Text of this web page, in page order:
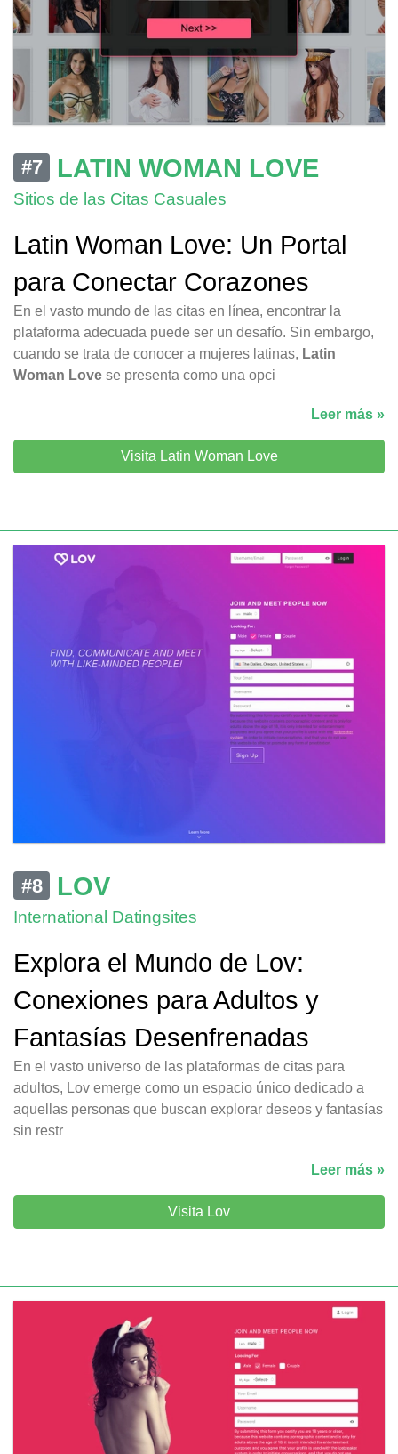
#7 LATIN WOMAN LOVE
Sitios de las Citas Casuales
Latin Woman Love: Un Portal
para Conectar Corazones
En el vasto mundo de las citas en línea, encontrar la
plataforma adecuada puede ser un desafío. Sin embargo,
cuando se trata de conocer a mujeres latinas, Latin
Woman Love se presenta como una opci
Leer más »
Visita Latin Woman Love
#8 LOV
International Datingsites
Explora el Mundo de Lov:
Conexiones para Adultos y
Fantasías Desenfrenadas
En el vasto universo de las plataformas de citas para
adultos, Lov emerge como un espacio único dedicado a
aquellas personas que buscan explorar deseos y fantasías
sin restr
Leer más »
Visita Lov